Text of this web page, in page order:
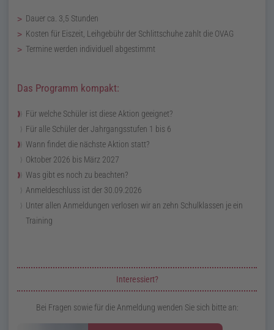
Dauer ca. 3,5 Stunden
Kosten für Eiszeit, Leihgebühr der Schlittschuhe zahlt die OVAG
Termine werden individuell abgestimmt
Das Programm kompakt:
Für welche Schüler ist diese Aktion geeignet?
Für alle Schüler der Jahrgangsstufen 1 bis 6
Wann findet die nächste Aktion statt?
Oktober 2026 bis März 2027
Was gibt es noch zu beachten?
Anmeldeschluss ist der 30.09.2026
Unter allen Anmeldungen verlosen wir an zehn Schulklassen je ein
Training
Zusatzinformationen zur Seite KidsClub
Interessiert?
Bei Fragen sowie für die Anmeldung wenden Sie sich bitte an: